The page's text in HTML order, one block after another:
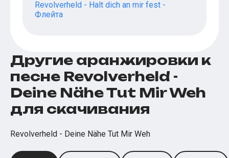
Revolverheld - Halt dich an mir fest -
Флейта
Другие аранжировки к
песне Revolverheld -
Deine Nähe Tut Mir Weh
для скачивания
Revolverheld - Deine Nähe Tut Mir Weh